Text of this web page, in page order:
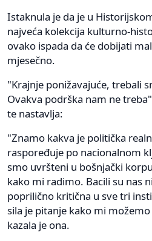
Istaknula je da je u
najveća kolekcija kulturno-
ovako ispada da će dobijati
mjesečno.
"Krajnje ponižavajuće, trebali
Ovakva podrška nam ne
te nastavlja:
"Znamo kakva je politička
raspoređuje po nacionalnom
smo uvršteni u bošnjački
kako mi radimo. Bacili su nas
poprilično kritična u sve tri
sila je pitanje kako mi
kazala je ona.